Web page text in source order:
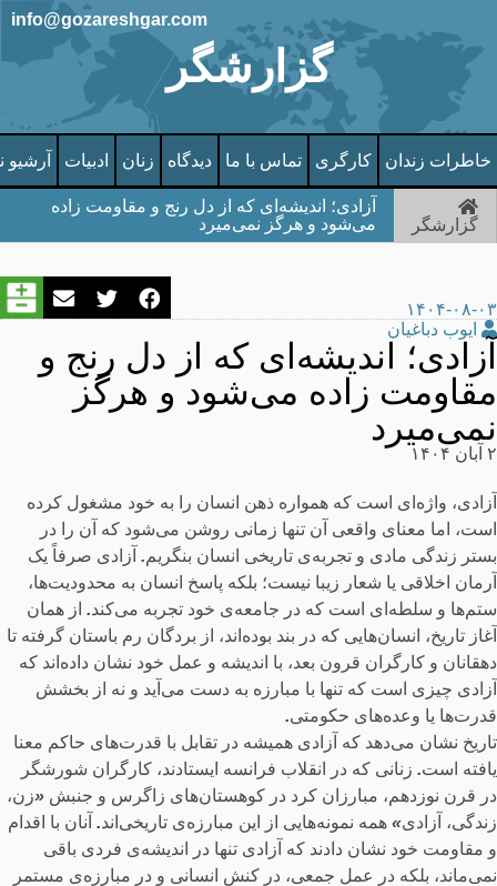
گزارشگر
info@gozareshgar.com
خاطرات زندان کارگری تماس با ما دیدگاه زنان ادبیات آرشیو
گزارشگر
آزادی؛ اندیشه‌ای که از دل رنج و مقاومت زاده
می‌شود و هرگز نمی‌میرد
۱۴۰۴-۰۸-۰۳
ایوب دباغیان
آزادی؛ اندیشه‌ای که از دل رنج و
مقاومت زاده می‌شود و هرگز
نمی‌میرد
۲ آبان ۱۴۰۴
آزادی، واژه‌ای است که همواره ذهن انسان را به خود مشغول کرده
است، اما معنای واقعی آن تنها زمانی روشن می‌شود که آن را در
بستر زندگی مادی و تجربه‌ی تاریخی انسان بنگریم. آزادی صرفاً یک
آرمان اخلاقی یا شعار زیبا نیست؛ بلکه پاسخ انسان به محدودیت‌ها،
ستم‌ها و سلطه‌ای است که در جامعه‌ی خود تجربه می‌کند. از همان
آغاز تاریخ، انسان‌هایی که در بند بوده‌اند، از بردگان رم باستان گرفته تا
دهقانان و کارگران قرون بعد، با اندیشه و عمل خود نشان داده‌اند که
آزادی چیزی است که تنها با مبارزه به دست می‌آید و نه از بخشش
قدرت‌ها یا وعده‌های حکومتی.
تاریخ نشان می‌دهد که آزادی همیشه در تقابل با قدرت‌های حاکم معنا
یافته است. زنانی که در انقلاب فرانسه ایستادند، کارگران شورشگر
در قرن نوزدهم، مبارزان کرد در کوهستان‌های زاگرس و جنبش «زن،
زندگی، آزادی» همه نمونه‌هایی از این مبارزه‌ی تاریخی‌اند. آنان با اقدام
و مقاومت خود نشان دادند که آزادی تنها در اندیشه‌ی فردی باقی
نمی‌ماند، بلکه در عمل جمعی، در کنش انسانی و در مبارزه‌ی مستمر